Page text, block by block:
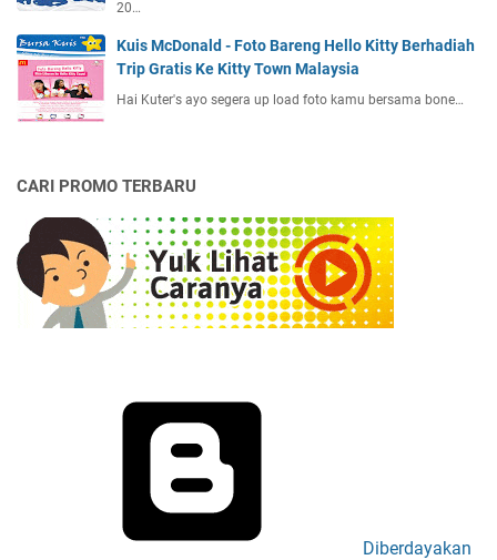
20…
Kuis McDonald - Foto Bareng Hello Kitty Berhadiah
Trip Gratis Ke Kitty Town Malaysia
Hai Kuter's ayo segera up load foto kamu bersama bone…
CARI PROMO TERBARU
Diberdayakan